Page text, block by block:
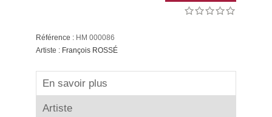
Référence : HM 000086
Artiste : François ROSSÉ
En savoir plus
Artiste